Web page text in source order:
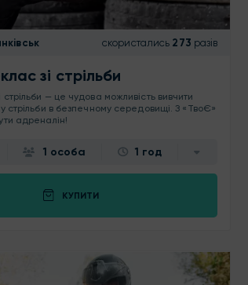
скористались 273 разів
зі стрільби
— це чудова можливість вивчити
стрільби в безпечному середовищі. З «ТвоЄ»
адреналін!
1 особа 1 год
КУПИТИ